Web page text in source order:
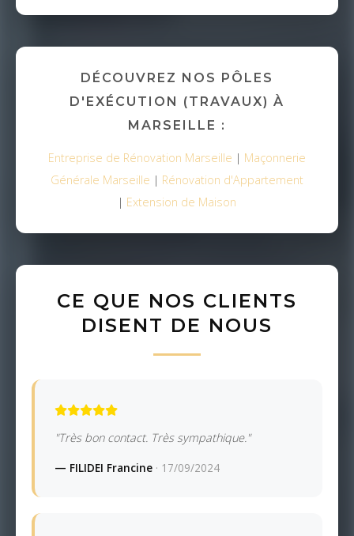
DÉCOUVREZ NOS PÔLES
D'EXÉCUTION (TRAVAUX) À
MARSEILLE :
Entreprise de Rénovation Marseille | Maçonnerie
Générale Marseille | Rénovation d'Appartement
| Extension de Maison
CE QUE NOS CLIENTS
DISENT DE NOUS
"Très bon contact. Très sympathique."
— FILIDEI Francine · 17/09/2024